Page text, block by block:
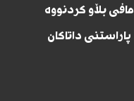
مافی بڵاو کردنووە
پاراستنی داتاکان